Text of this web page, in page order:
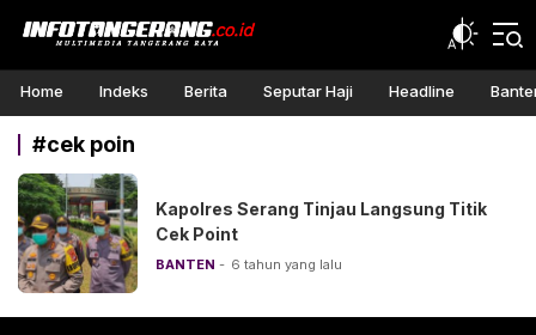
Info Tangerang
Multimedia Tangerang Raya
Home Indeks Berita Seputar Haji Headline
#cek poin
Kapolres Serang Tinjau Langsung Titik
Cek Point
BANTEN 6 tahun yang lalu